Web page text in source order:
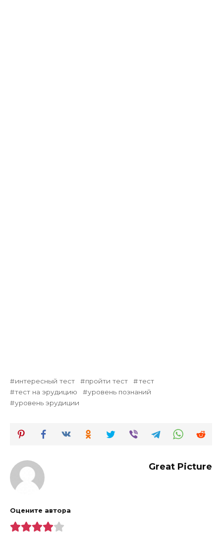
интересный тест пройти тест
тест
тест на эрудицию
уровень познаний
уровень эрудиции
Great Picture
Оцените автора